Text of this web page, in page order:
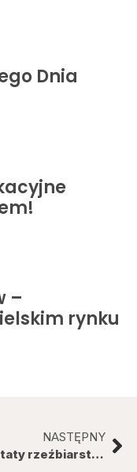
Dnia
–
rynku
NASTĘPNY
Warsztaty rzeźbiarstwa w ramach „Spotkań z etnografią”